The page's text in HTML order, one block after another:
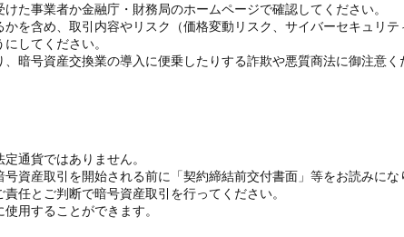
た事業者か金融庁・財務局のホームページで確認してください。
を含め、取引内容やリスク（価格変動リスク、サイバーセキュリテ
してください。
暗号資産交換業の導入に便乗したりする詐欺や悪質商法に御注意く
通貨ではありません。
資産取引を開始される前に「契約締結前交付書面」等をお読みにな
任とご判断で暗号資産取引を行ってください。
用することができます。